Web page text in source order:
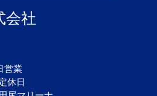
会社
営業
休日